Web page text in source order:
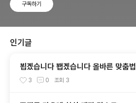
구독하기
인기글
뵙겠습니다 봽겠습니다 올바른 맞춤법
3 0 조회 3